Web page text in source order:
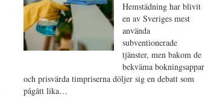
Hemstädning har blivit
en av Sveriges mest
använda
subventionerade
tjänster, men bakom de
bekväma bokningsappar
och prisvärda timpriserna döljer sig en debatt som
pågått lika…